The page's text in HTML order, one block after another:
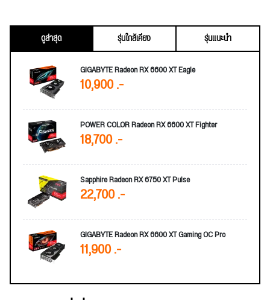
ดูล่าสุด รุ่นใกล้เคียง
รุ่นแนะนำ
GIGABYTE Radeon RX 6600 XT Eagle
10,900 .-
POWER COLOR Radeon RX 6600 XT Fighter
18,700 .-
Sapphire Radeon RX 6750 XT Pulse
22,700 .-
GIGABYTE Radeon RX 6600 XT Gaming OC Pro
11,900 .-